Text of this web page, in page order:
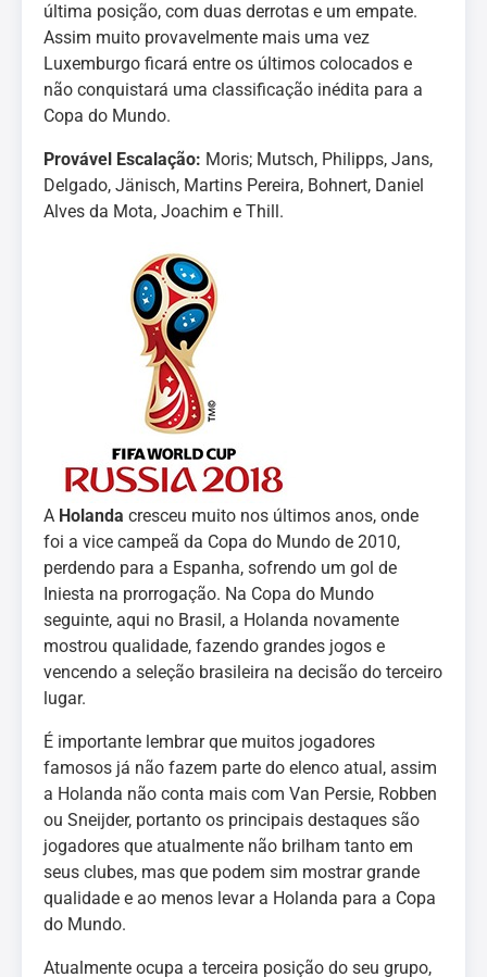
última posição, com duas derrotas e um empate.
Assim muito provavelmente mais uma vez
Luxemburgo ficará entre os últimos colocados e
não conquistará uma classificação inédita para a
Copa do Mundo.
Provável Escalação: Moris; Mutsch, Philipps, Jans,
Delgado, Jänisch, Martins Pereira, Bohnert, Daniel
Alves da Mota, Joachim e Thill.
A Holanda cresceu muito nos últimos anos, onde
foi a vice campeã da Copa do Mundo de 2010,
perdendo para a Espanha, sofrendo um gol de
Iniesta na prorrogação. Na Copa do Mundo
seguinte, aqui no Brasil, a Holanda novamente
mostrou qualidade, fazendo grandes jogos e
vencendo a seleção brasileira na decisão do terceiro
lugar.
É importante lembrar que muitos jogadores
famosos já não fazem parte do elenco atual, assim
a Holanda não conta mais com Van Persie, Robben
ou Sneijder, portanto os principais destaques são
jogadores que atualmente não brilham tanto em
seus clubes, mas que podem sim mostrar grande
qualidade e ao menos levar a Holanda para a Copa
do Mundo.
Atualmente ocupa a terceira posição do seu grupo,